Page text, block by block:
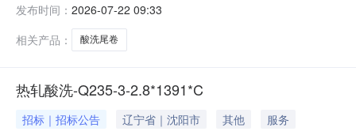
求产线名称:冷轧1#线锌层重量代码描述:上表面锌层重量
发布时间： 2026-07-22 09:33
相关产品：
酸洗尾卷
热轧酸洗-Q235-3-2.8*1391*C
招标｜招标公告 辽宁省｜沈阳市 其他
服务